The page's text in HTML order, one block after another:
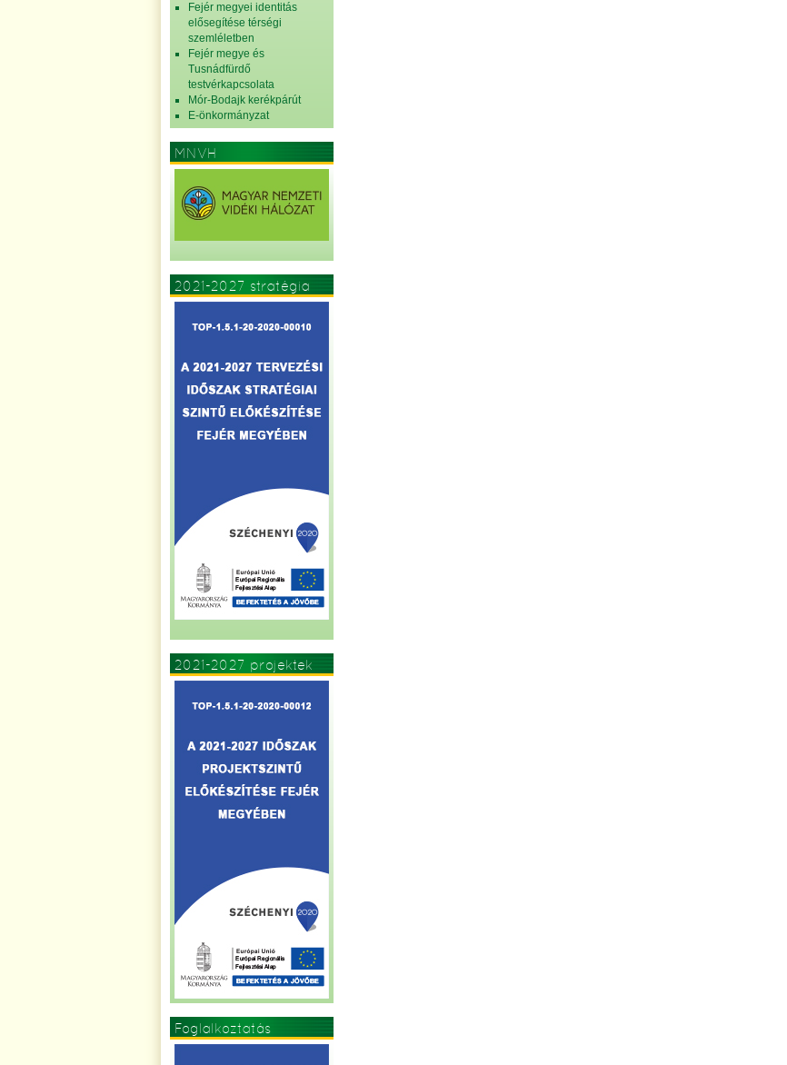
Fejér megyei identitás
elősegítése térségi
szemléletben
Fejér megye és
Tusnádfürdő
testvérkapcsolata
Mór-Bodajk kerékpárút
E-önkormányzat
MNVH
2021-2027 stratégia
2021-2027 projektek
Foglalkoztatás